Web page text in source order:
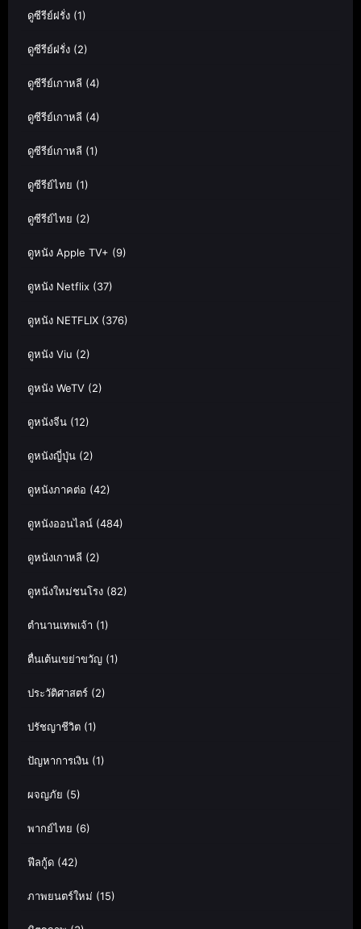
ดูซีรีย์ฝรั่ง (1)
ดูซีรีย์ฝรั่ง (2)
ดูซีรีย์เกาหลี (4)
ดูซีรีย์เกาหลี (4)
ดูซีรีย์เกาหลี (1)
ดูซีรีย์ไทย (1)
ดูซีรีย์ไทย (2)
ดูหนัง Apple TV+ (9)
ดูหนัง Netflix (37)
ดูหนัง NETFLIX (376)
ดูหนัง Viu (2)
ดูหนัง WeTV (2)
ดูหนังจีน (12)
ดูหนังญี่ปุ่น (2)
ดูหนังภาคต่อ (42)
ดูหนังออนไลน์ (484)
ดูหนังเกาหลี (2)
ดูหนังใหม่ชนโรง (82)
ตำนานเทพเจ้า (1)
ตื่นเต้นเขย่าขวัญ (1)
ประวัติศาสตร์ (2)
ปรัชญาชีวิต (1)
ปัญหาการเงิน (1)
ผจญภัย (5)
พากย์ไทย (6)
ฟีลกู้ด (42)
ภาพยนตร์ใหม่ (15)